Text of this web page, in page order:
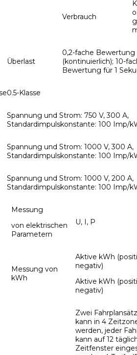
Verbrauch
Überlast
0,2-fache Bewertung
(kontinuierlich); 10-
Bewertung für 1
0.5-Klasse
Spannung und Strom: 750 V, 300 A,
Standardimpulskonstante: 100 Imp/
Spannung und Strom: 1000 V, 300 A,
Standardimpulskonstante: 100 Imp/
Spannung und Strom: 1000 V, 200 A,
Standardimpulskonstante: 100 Imp/
Messung
von elektrischen
Parametern
U, I, P
Messung von
kWh
Aktive kWh
negativ)
Aktive kWh
negativ)
Zwei
kann in 4
werden, jeder
kann auf 12
Zeitfenster